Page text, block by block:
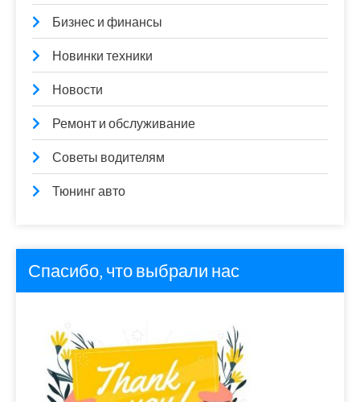
Бизнес и финансы
Новинки техники
Новости
Ремонт и обслуживание
Советы водителям
Тюнинг авто
Спасибо, что выбрали нас